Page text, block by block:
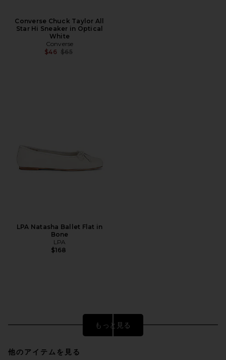
Converse Chuck Taylor All
Star Hi Sneaker in Optical
White
Converse
$46 前の価格:
$65
LPA Natasha Ballet Flat in
Bone
LPA
$168
もっと見る
他のアイテムを見る